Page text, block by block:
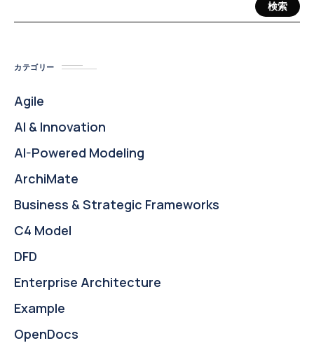
検索
カテゴリー
Agile
AI & Innovation
AI-Powered Modeling
ArchiMate
Business & Strategic Frameworks
C4 Model
DFD
Enterprise Architecture
Example
OpenDocs